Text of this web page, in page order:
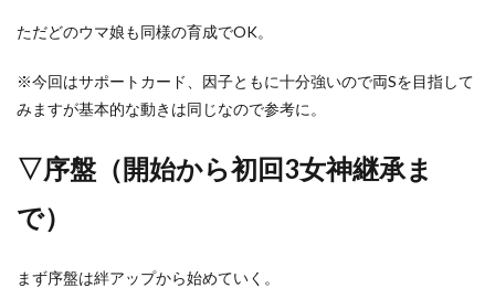
ただどのウマ娘も同様の育成でOK。
※今回はサポートカード、因子ともに十分強いので両Sを目指して
みますが基本的な動きは同じなので参考に。
▽序盤（開始から初回3女神継承ま
で）
まず序盤は絆アップから始めていく。